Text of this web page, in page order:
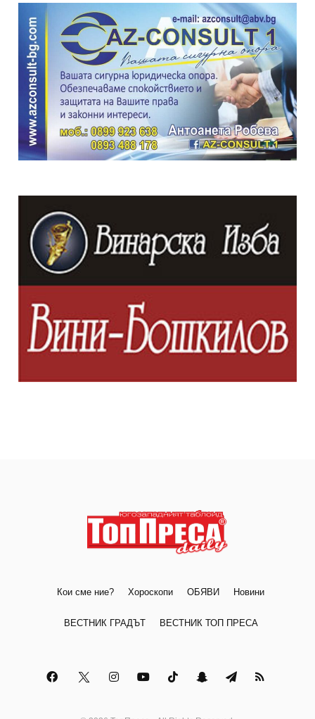
Кои сме ние? Хороскопи ОБЯВИ Новини
ВЕСТНИК ГРАДЪТ ВЕСТНИК ТОП ПРЕСА